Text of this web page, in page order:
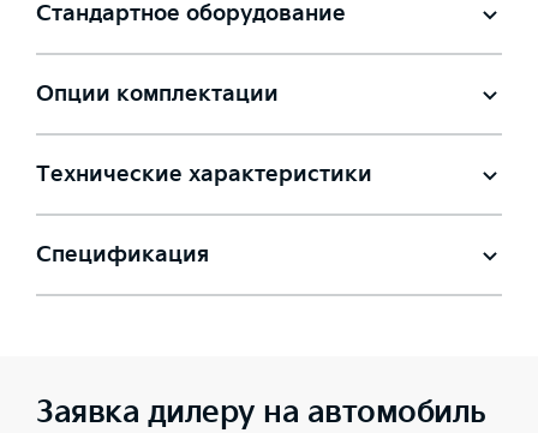
Стандартное оборудование
Опции комплектации
Технические характеристики
Спецификация
Заявка дилеру на автомобиль